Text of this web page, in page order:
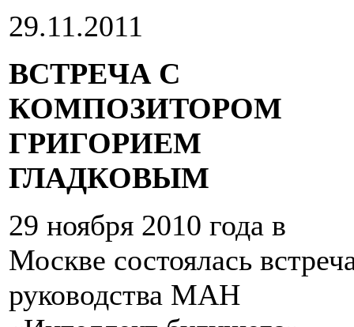
29.11.2011
ВСТРЕЧА С
КОМПОЗИТОРОМ
ГРИГОРИЕМ
ГЛАДКОВЫМ
29 ноября 2010 года в
Москве состоялась
руководства МАН